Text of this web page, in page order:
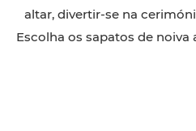
altar, divertir-se na
Escolha os sapatos de